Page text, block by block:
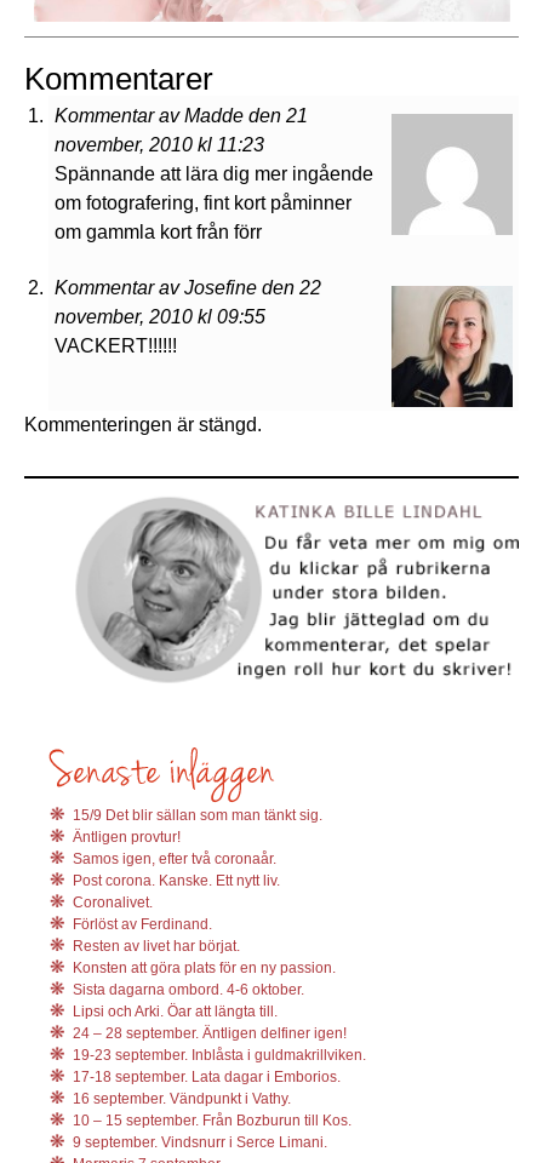
Kommentarer
Kommentar av Madde den 21
november, 2010 kl 11:23
Spännande att lära dig mer ingående
om fotografering, fint kort påminner
om gammla kort från förr
Kommentar av Josefine den 22
november, 2010 kl 09:55
VACKERT!!!!!!
Kommenteringen är stängd.
15/9 Det blir sällan som man tänkt sig.
Äntligen provtur!
Samos igen, efter två coronaår.
Post corona. Kanske. Ett nytt liv.
Coronalivet.
Förlöst av Ferdinand.
Resten av livet har börjat.
Konsten att göra plats för en ny passion.
Sista dagarna ombord. 4-6 oktober.
Lipsi och Arki. Öar att längta till.
24 – 28 september. Äntligen delfiner igen!
19-23 september. Inblåsta i guldmakrillviken.
17-18 september. Lata dagar i Emborios.
16 september. Vändpunkt i Vathy.
10 – 15 september. Från Bozburun till Kos.
9 september. Vindsnurr i Serce Limani.